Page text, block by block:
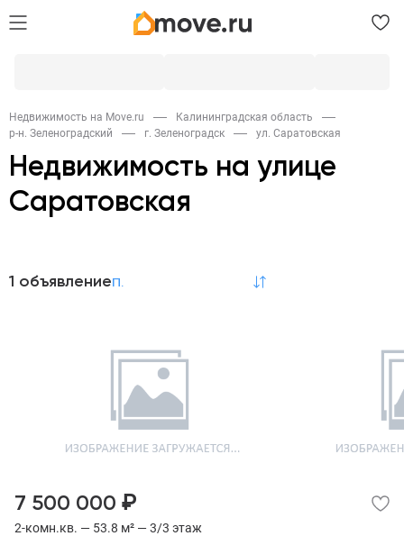
Недвижимость на Move.ru
Калининградская область
р-н. Зеленоградский
г. Зеленоградск ул. Саратовская
Недвижимость на улице
Саратовская
1 объявление
2-комн.кв. — 53.8 м² — 3/3 этаж
7 500 000 ₽